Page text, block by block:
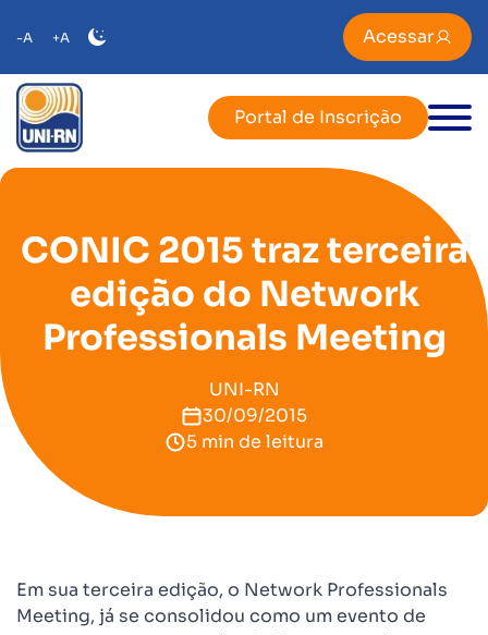
-A +A Acessar
Portal de Inscrição
CONIC 2015 traz terceira
edição do Network
Professionals Meeting
UNI-RN
30/09/2015
5 min de leitura
Em sua terceira edição, o Network Professionals
Meeting, já se consolidou como um evento de